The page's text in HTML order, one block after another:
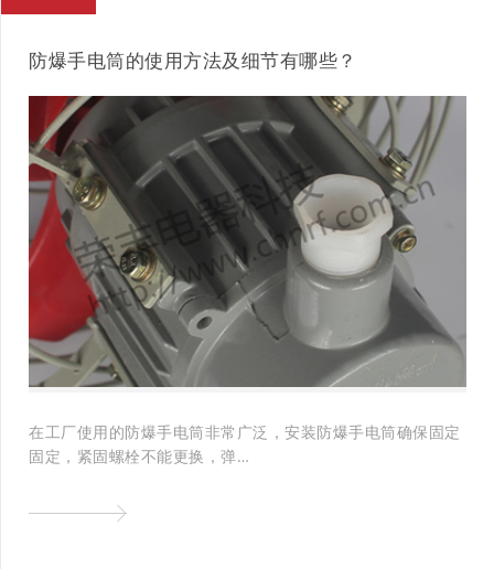
防爆手电筒的使用方法及细节有哪些？
在工厂使用的防爆手电筒非常广泛，安装防爆手电筒确保固定
固定，紧固螺栓不能更换，弹…